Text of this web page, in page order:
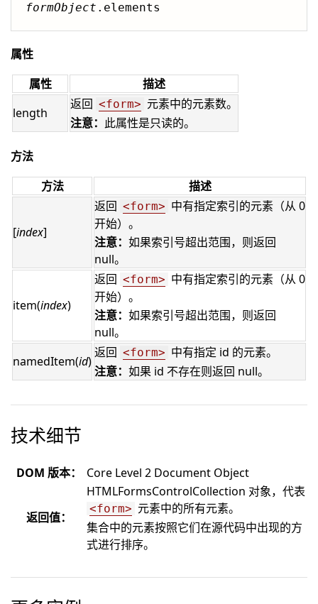
formObject .elements
属性
属性
描述
length
返回 <form> 元素中的元素数。
注意： 此属性是只读的。
方法
方法
描述
[index]
返回 <form> 中有指定索引的元素（从 0
开始）。
注意： 如果索引号超出范围，则返回
null。
item(index)
返回 <form> 中有指定索引的元素（从 0
开始）。
注意： 如果索引号超出范围，则返回
null。
namedItem(id)
返回 <form> 中有指定 id 的元素。
注意： 如果 id 不存在则返回 null。
技术细节
DOM 版本： Core Level 2 Document Object
返回值：
HTMLFormsControlCollection 对象，代表
<form> 元素中的所有元素。
集合中的元素按照它们在源代码中出现的方
式进行排序。